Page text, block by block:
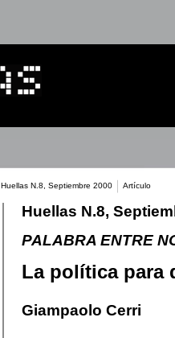
Huellas N.8, Septiembre 2000 Artículo
Huellas N.8,
PALABRA ENTRE
La política para
Giampaolo Cerri